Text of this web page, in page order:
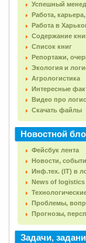
Успешный
Работа,
Работа в
Содержание
Список книг
Репортажи,
Экология и
Агрологистика
Интересные
Видео про
Скачать файлы
Новостной
Фейсбук лента
Новости,
Инф.тех. (IT) в
News of logistics
Проблемы,
Прогнозы,
Задачи,